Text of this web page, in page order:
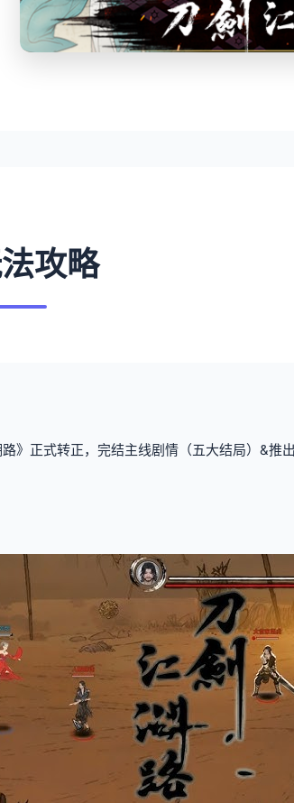
攻略
正式转正，完结主线剧情（五大结局）&推